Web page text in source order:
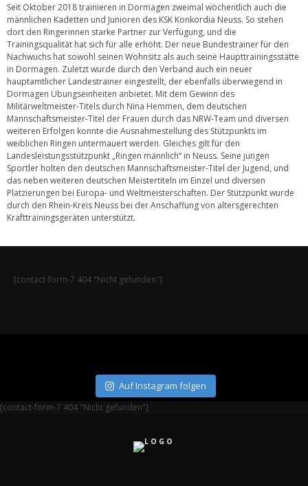
Seit Oktober 2018 trainieren in Dormagen zweimal wöchentlich auch die
männlichen Kadetten und Junioren des KSK Konkordia Neuss. So stehen
dort den Ringerinnen starke Partner zur Verfügung, und die
Trainingsqualität hat sich für alle erhöht. Der neue Bundestrainer für den
Nachwuchs hat sowohl seinen Wohnsitz als auch seine Haupttrainingsstätte
in Dormagen. Zuletzt wurde durch den Verband auch ein neuer
hauptamtlicher Landestrainer eingestellt, der ebenfalls überwiegend in
Dormagen Übungseinheiten anbietet. Mit dem Gewinn des
Militärweltmeister-Titels durch Nina Hemmen, dem deutschen
Mannschaftsmeister-Titel der Frauen durch das NRW-Team und diversen
weiteren Erfolgen konnte die Ausnahmestellung des Stützpunkts im
weiblichen Ringen untermauert werden. Gleiches gilt für den
Landesleistungsstützpunkt „Ringen männlich“ in Neuss. Seine jungen
Sportler holten den deutschen Mannschaftsmeister-Titel der Jugend, und
das neben weiteren deutschen Meistertiteln im Einzel und diversen
Platzierungen bei Europa- und Weltmeisterschaften. Der Stützpunkt wurde
durch den Rhein-Kreis Neuss bei der Anschaffung von altersgerechten
Krafttrainingsgeräten unterstützt.
[contact-form-7 404 "Nicht gefunden"]
Auf Instagram folgen
[contact-form-7 404 "Nicht gefunden"]